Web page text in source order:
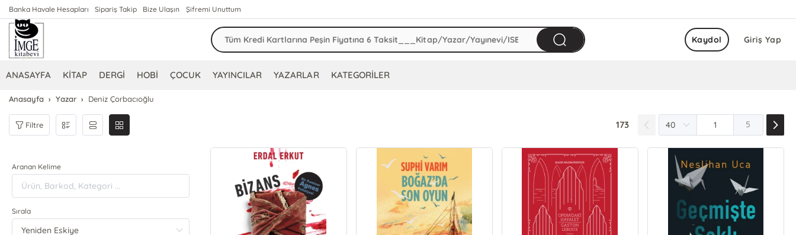
Banka Havale Hesapları Sipariş Takip Bize Ulaşın Şifremi Unuttum
Giriş Yap
Kaydol
ANASAYFA KİTAP DERGİ HOBİ ÇOCUK YAYINCILAR YAZARLAR KATEGORİLER
Anasayfa Yazar Deniz Çorbacıoğlu
Filtre 173 5
Aranan Kelime
Sırala